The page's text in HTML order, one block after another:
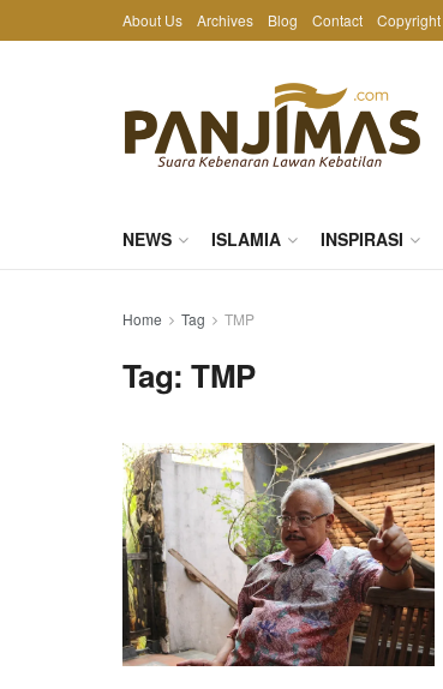
About Us Archives Blog Contact Copyright
NEWS ISLAMIA INSPIRASI
Home Tag TMP
Tag:TMP